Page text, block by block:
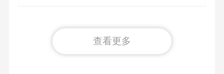
查看更多